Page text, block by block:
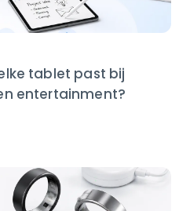
tablet past bij
entertainment?